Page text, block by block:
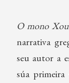
O mono
narrativa
seu autor a
súa